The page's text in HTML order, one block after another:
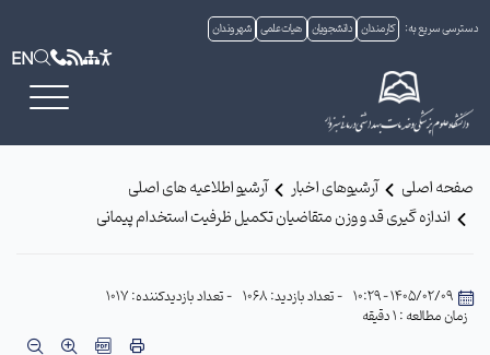
دسترسی سریع به: کارمندان دانشجویان هیات علمی شهروندان
EN
صفحه اصلی آرشیوهای اخبار
آرشیو اطلاعیه های اصلی
اندازه گیری قد و وزن متقاضیان تکمیل ظرفیت استخدام پیمانی
1405/02/09 - 10:29 - تعداد بازدید: 1068
- تعداد بازدیدکننده: 1017
زمان مطالعه : 1 دقیقه